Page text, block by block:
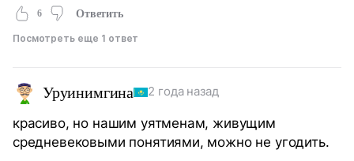
6 Ответить
Посмотреть еще 1 ответ
Уруинимгина 2 года назад
красиво, но нашим уятменам, живущим
средневековыми понятиями, можно не угодить.